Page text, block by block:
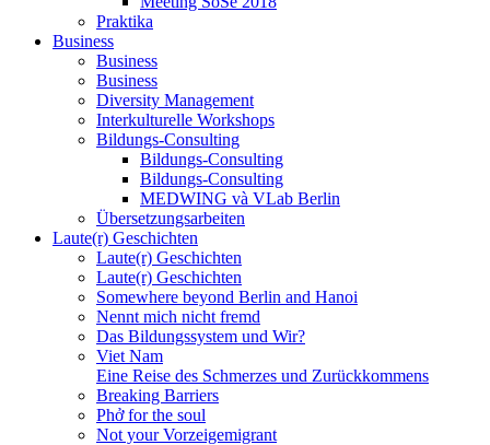
Praktika
Business
Business
Business
Diversity Management
Interkulturelle Workshops
Bildungs-Consulting
Bildungs-Consulting
Bildungs-Consulting
MEDWING và VLab Berlin
Übersetzungsarbeiten
Laute(r) Geschichten
Laute(r) Geschichten
Laute(r) Geschichten
Somewhere beyond Berlin and Hanoi
Nennt mich nicht fremd
Das Bildungssystem und Wir?
Viet Nam
Eine Reise des Schmerzes und Zurückkommens
Breaking Barriers
Phở for the soul
Not your Vorzeigemigrant